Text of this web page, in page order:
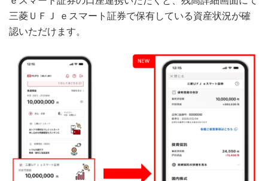
三菱ＵＦＪ ｅスマート証券で保有している資産状況が確
認いただけます。